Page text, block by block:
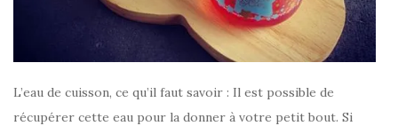
L’eau de cuisson, ce qu’il faut savoir : Il est possible de
récupérer cette eau pour la donner à votre petit bout. Si